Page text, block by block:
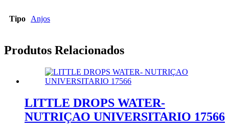
17524
Tipo Anjos
Produtos Relacionados
LITTLE DROPS WATER-
NUTRIÇAO UNIVERSITARIO 17566